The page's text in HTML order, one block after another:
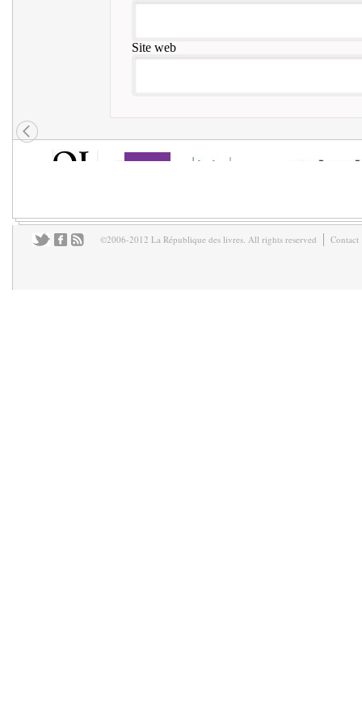
Site web
©2006-2012 La République des livres. All rights reserved Contact